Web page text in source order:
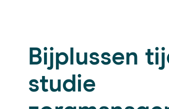
Bijplussen
studie